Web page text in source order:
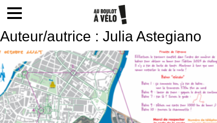
Accueil
Le challenge
Auteur/autrice : Julia Astegiano